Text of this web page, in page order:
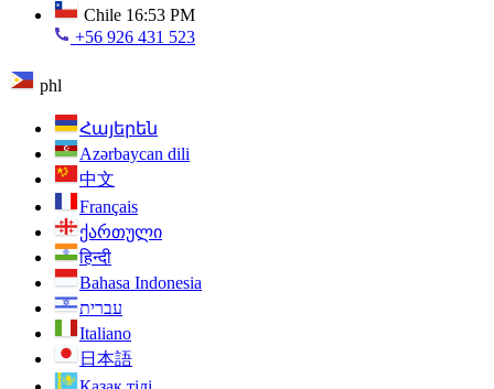
Chile 16:53 PM
+56 926 431 523
phl
Հայերեն
Azərbaycan dili
中文
Français
ქართული
हिन्दी
Bahasa Indonesia
עברית
Italiano
日本語